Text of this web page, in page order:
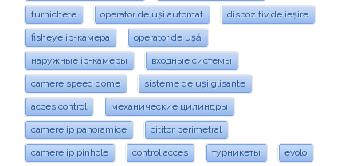
turnichete operator de uși automat dispozitiv de ieșire
fisheye ip-камера operator de ușă
наружные ip-камеры входные системы
camere speed dome sisteme de uși glisante
acces control механические цилиндры
camere ip panoramice cititor perimetral
camere ip pinhole control acces турникеты evolo